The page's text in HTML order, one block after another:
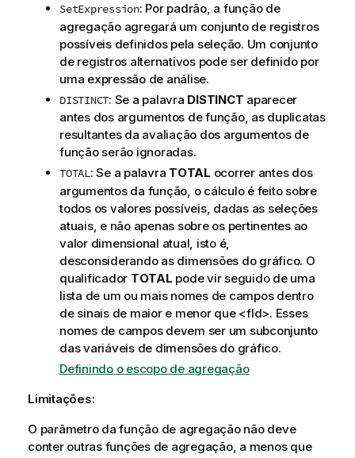
o
r
m
a
t
i
v
a
SetExpression: Por padrão, a função de
agregação agregará um conjunto de registros
possíveis definidos pela seleção. Um conjunto
de registros alternativos pode ser definido por
uma expressão de análise.
DISTINCT: Se a palavra DISTINCT aparecer
antes dos argumentos de função, as duplicatas
resultantes da avaliação dos argumentos de
função serão ignoradas.
TOTAL: Se a palavra TOTAL ocorrer antes dos
argumentos da função, o cálculo é feito sobre
todos os valores possíveis, dadas as seleções
atuais, e não apenas sobre os pertinentes ao
valor dimensional atual, isto é,
desconsiderando as dimensões do gráfico. O
qualificador TOTAL pode vir seguido de uma
lista de um ou mais nomes de campos dentro
de sinais de maior e menor que <fld>. Esses
nomes de campos devem ser um subconjunto
das variáveis de dimensões do gráfico.
Definindo o escopo de agregação
Limitações:
O parâmetro da função de agregação não deve
conter outras funções de agregação, a menos que